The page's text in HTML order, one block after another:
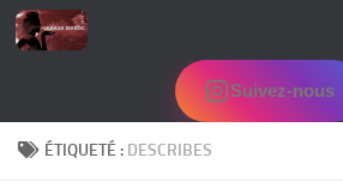
Skip to content
Suivez-nous
ÉTIQUETÉ : DESCRIBES